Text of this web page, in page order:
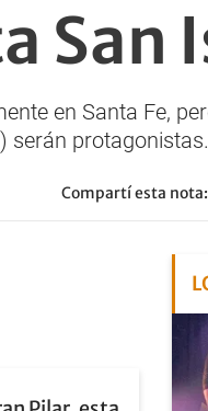
San
en Santa Fe,
serán protagonistas.
Compartí esta nota: